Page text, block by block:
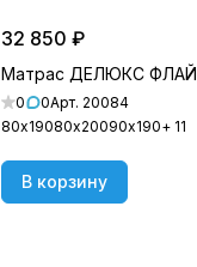
32 850 ₽
Матрас ДЕЛЮКС ФЛАЙ
0 0Арт. 20084
80х19080х20090х190+ 11
В корзину